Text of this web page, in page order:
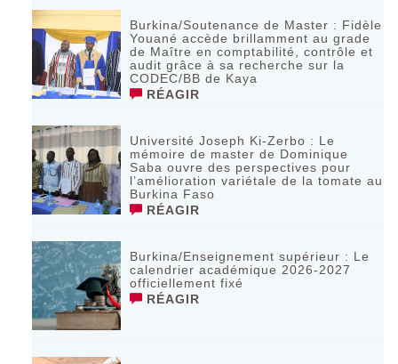
Burkina/Soutenance de Master : Fidèle
Youané accède brillamment au grade
de Maître en comptabilité, contrôle et
audit grâce à sa recherche sur la
CODEC/BB de Kaya
RÉAGIR
Université Joseph Ki-Zerbo : Le
mémoire de master de Dominique
Saba ouvre des perspectives pour
l’amélioration variétale de la tomate au
Burkina Faso
RÉAGIR
Burkina/Enseignement supérieur : Le
calendrier académique 2026-2027
officiellement fixé
RÉAGIR